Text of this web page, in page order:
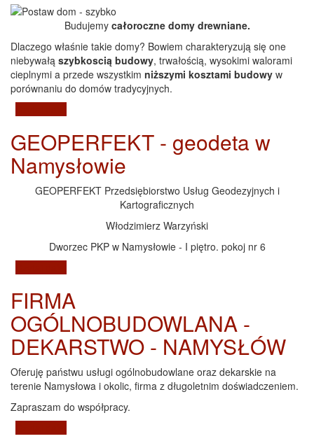
Budujemy całoroczne domy drewniane.
Dlaczego właśnie takie domy? Bowiem charakteryzują się one
niebywałą szybkoscią budowy, trwałością, wysokimi walorami
cieplnymi a przede wszystkim niższymi kosztami budowy w
porównaniu do domów tradycyjnych.
GEOPERFEKT - geodeta w
Namysłowie
GEOPERFEKT Przedsiębiorstwo Usług Geodezyjnych i
Kartograficznych
Włodzimierz Warzyński
Dworzec PKP w Namysłowie - I piętro. pokoj nr 6
FIRMA
OGÓLNOBUDOWLANA -
DEKARSTWO - NAMYSŁÓW
Oferuję państwu usługi ogólnobudowlane oraz dekarskie na
terenie Namysłowa i okolic, firma z długoletnim doświadczeniem.
Zapraszam do współpracy.